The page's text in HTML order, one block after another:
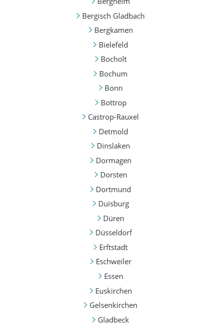
Bergisch Gladbach
Bergkamen
Bielefeld
Bocholt
Bochum
Bonn
Bottrop
Castrop-Rauxel
Detmold
Dinslaken
Dormagen
Dorsten
Dortmund
Duisburg
Düren
Düsseldorf
Erftstadt
Eschweiler
Essen
Euskirchen
Gelsenkirchen
Gladbeck